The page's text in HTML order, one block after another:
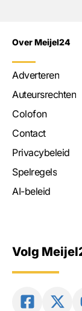
Over Meijel24
Adverteren
Auteursrechten
Colofon
Contact
Privacybeleid
Spelregels
AI-beleid
Volg